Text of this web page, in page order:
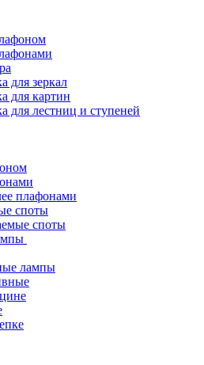
для зеркал
для картин
для лестниц и ступеней
плафонами
споты
споты
лампы